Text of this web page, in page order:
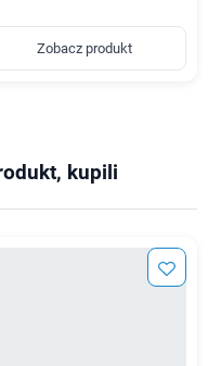
Zobacz produkt
kupili